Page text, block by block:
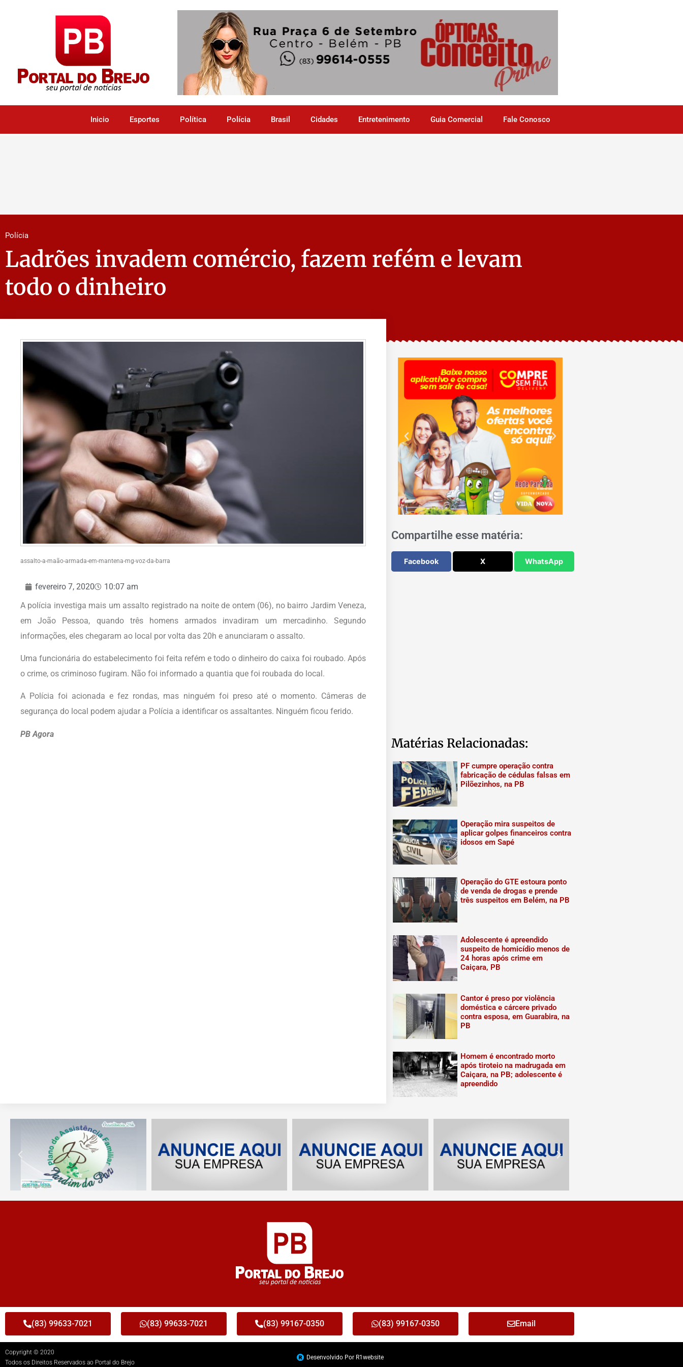
Inicio Esportes Política Polícia Brasil Cidades Entretenimento Guia Comercial Fale Conosco
Polícia
Ladrões invadem comércio, fazem refém e levam
todo o dinheiro
assalto-a-maão-armada-em-mantena-mg-voz-da-barra
fevereiro 7, 2020
10:07 am
A polícia investiga mais um assalto registrado na noite de ontem (06), no bairro Jardim Veneza,
em João Pessoa, quando três homens armados invadiram um mercadinho. Segundo
informações, eles chegaram ao local por volta das 20h e anunciaram o assalto.
Uma funcionária do estabelecimento foi feita refém e todo o dinheiro do caixa foi roubado. Após
o crime, os criminoso fugiram. Não foi informado a quantia que foi roubada do local.
A Polícia foi acionada e fez rondas, mas ninguém foi preso até o momento. Câmeras de
segurança do local podem ajudar a Polícia a identificar os assaltantes. Ninguém ficou ferido.
PB Agora
Compartilhe esse matéria:
Facebook X WhatsApp
Matérias Relacionadas:
PF cumpre operação contra
fabricação de cédulas falsas em
Pilõezinhos, na PB
Operação mira suspeitos de
aplicar golpes financeiros contra
idosos em Sapé
Operação do GTE estoura ponto
de venda de drogas e prende
três suspeitos em Belém, na PB
Adolescente é apreendido
suspeito de homicídio menos de
24 horas após crime em
Caiçara, PB
Cantor é preso por violência
doméstica e cárcere privado
contra esposa, em Guarabira, na
PB
Homem é encontrado morto
após tiroteio na madrugada em
Caiçara, na PB; adolescente é
apreendido
(83) 99633-7021 (83) 99633-7021 (83) 99167-0350 (83) 99167-0350 Email
Copyright © 2020
Todos os Direitos Reservados ao Portal do Brejo
Desenvolvido Por R1website